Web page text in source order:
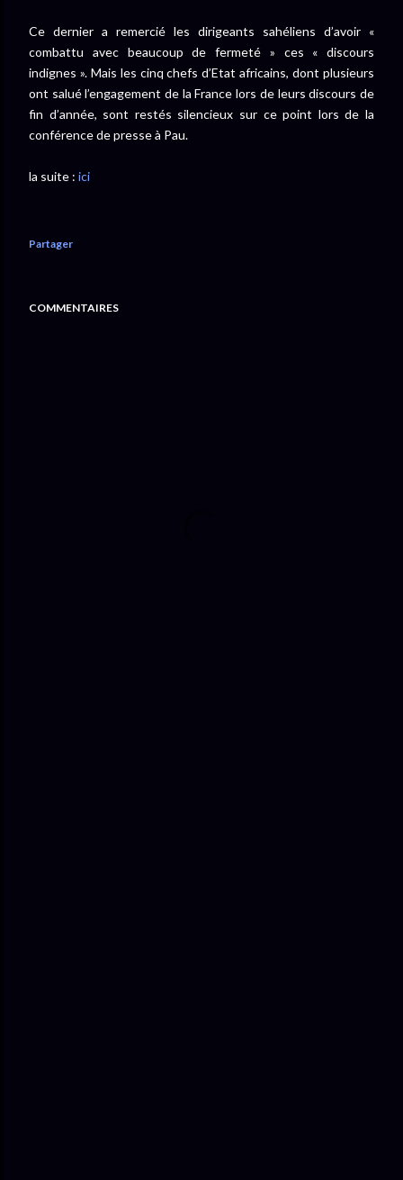
Ce dernier a remercié les dirigeants sahéliens d’avoir «
combattu avec beaucoup de fermeté » ces « discours
indignes ». Mais les cinq chefs d’Etat africains, dont plusieurs
ont salué l’engagement de la France lors de leurs discours de
fin d’année, sont restés silencieux sur ce point lors de la
conférence de presse à Pau.
la suite : ici
Partager
COMMENTAIRES